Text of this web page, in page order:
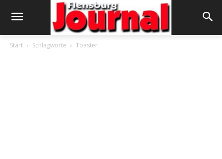
Start Schlagworte Toaster